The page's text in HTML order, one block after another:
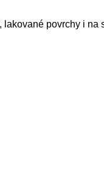
povrchy i na